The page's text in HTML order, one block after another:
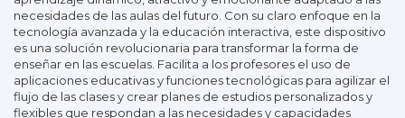
necesidades de las aulas del futuro. Con su claro enfoque en la
tecnología avanzada y la educación interactiva, este dispositivo
es una solución revolucionaria para transformar la forma de
enseñar en las escuelas. Facilita a los profesores el uso de
aplicaciones educativas y funciones tecnológicas para agilizar el
flujo de las clases y crear planes de estudios personalizados y
flexibles que respondan a las necesidades y capacidades